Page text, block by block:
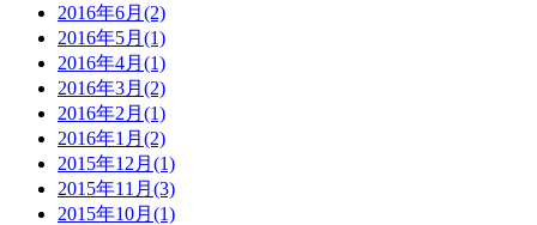
2016年6月(2)
2016年5月(1)
2016年4月(1)
2016年3月(2)
2016年2月(1)
2016年1月(2)
2015年12月(1)
2015年11月(3)
2015年10月(1)